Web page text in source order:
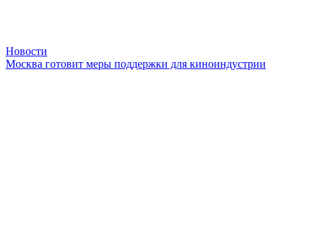
Новости
Москва готовит меры поддержки для киноиндустрии